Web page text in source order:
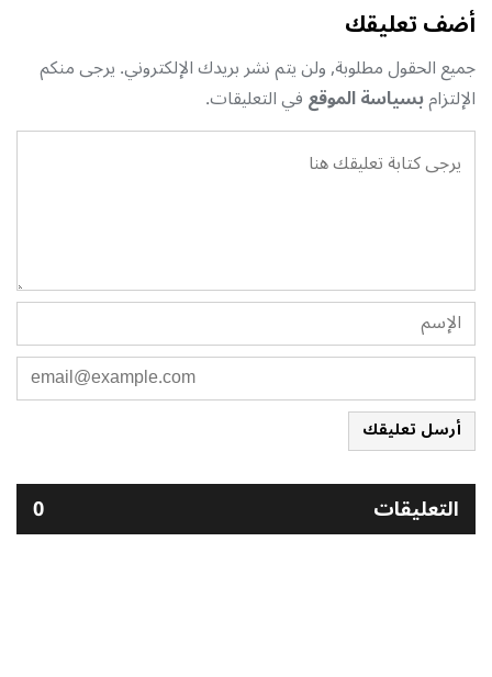
أضف تعليقك
جميع الحقول مطلوبة, ولن يتم نشر بريدك الإلكتروني. يرجى منكم
الإلتزامبسياسة الموقعفي التعليقات.
أرسل تعليقك
التعليقات 0